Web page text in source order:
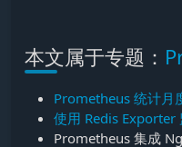
本文属于专题：
Prometheus 统计月
使用 Redis Exporter
Prometheus 集成